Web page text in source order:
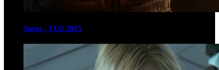
Saros - TGS 2025